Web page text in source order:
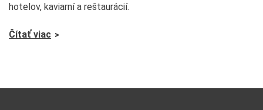
hotelov, kaviarní a reštaurácií.
Čítať viac